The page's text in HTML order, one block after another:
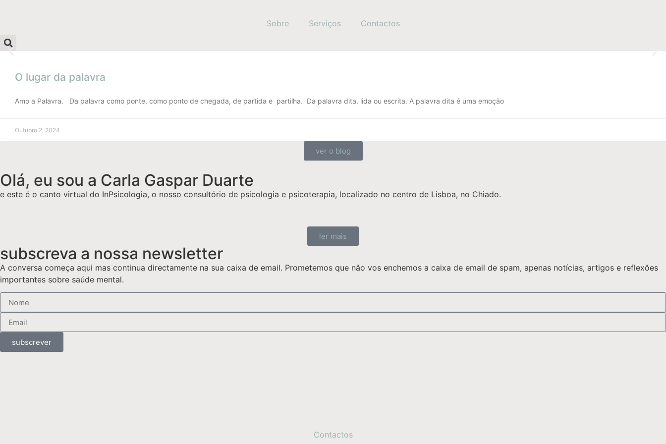
Sobre Serviços Contactos
AQUI
O lugar da palavra
Amo a Palavra. Da palavra como ponte, como ponto de chegada, de partida e partilha. Da palavra dita, lida ou escrita. A palavra dita é uma emoção
Outubro 2, 2024
ver o blog
Olá, eu sou a Carla Gaspar Duarte
e este é o canto virtual do InPsicologia, o nosso consultório de psicologia e psicoterapia, localizado no centro de Lisboa, no Chiado.
ler mais
subscreva a nossa newsletter
A conversa começa aqui mas continua directamente na sua caixa de email. Prometemos que não vos enchemos a caixa de email de spam, apenas notícias, artigos e reflexões
importantes sobre saúde mental.
subscrever
Contactos